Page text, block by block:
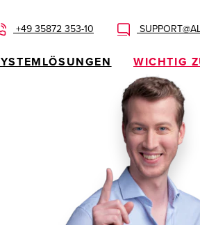
+49 35872 353-10
WICHTIG